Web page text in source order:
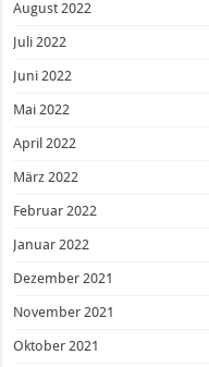
August 2022
Juli 2022
Juni 2022
Mai 2022
April 2022
März 2022
Februar 2022
Januar 2022
Dezember 2021
November 2021
Oktober 2021